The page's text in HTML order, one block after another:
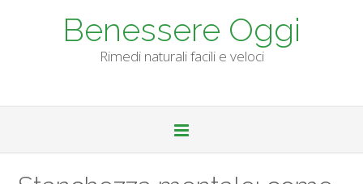
Benessere Oggi
Rimedi naturali facili e veloci